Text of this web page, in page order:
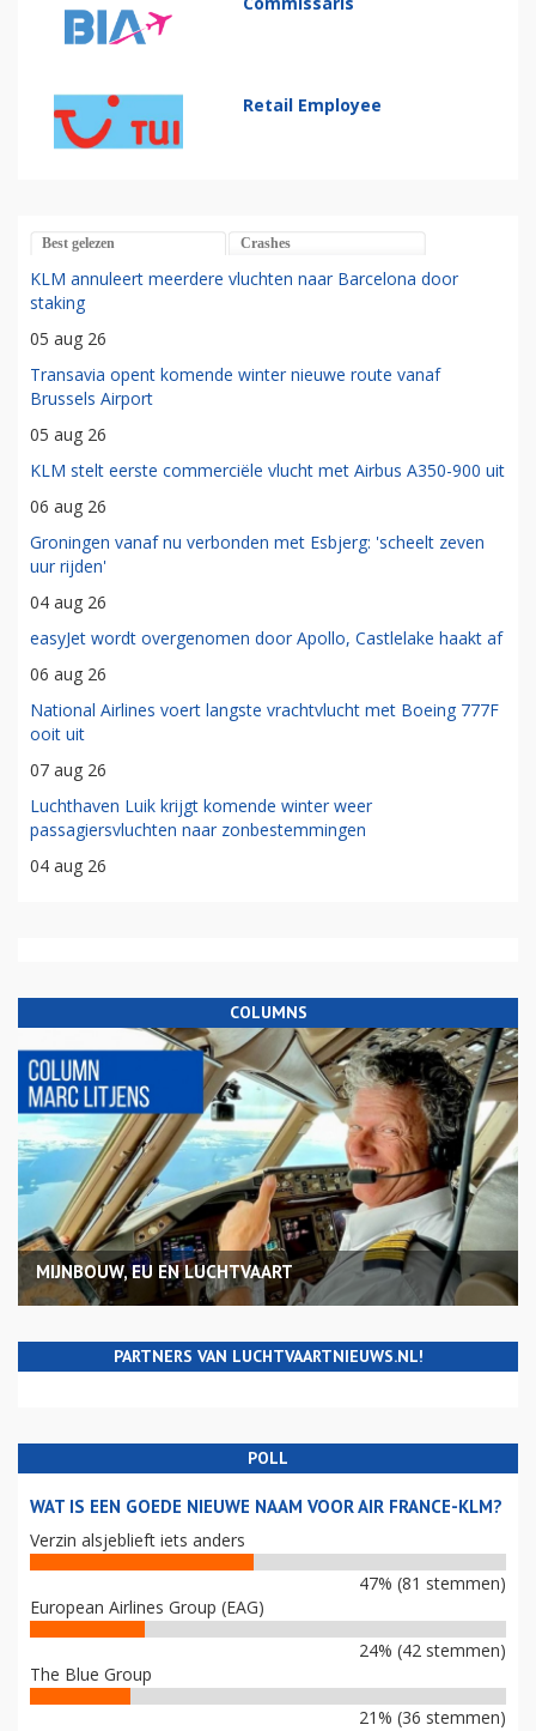
Retail Employee
Best gelezen Crashes
KLM annuleert meerdere vluchten naar Barcelona door
staking
05 aug 26
Transavia opent komende winter nieuwe route vanaf
Brussels Airport
05 aug 26
KLM stelt eerste commerciële vlucht met Airbus A350-900 uit
06 aug 26
Groningen vanaf nu verbonden met Esbjerg: 'scheelt zeven
uur rijden'
04 aug 26
easyJet wordt overgenomen door Apollo, Castlelake haakt af
06 aug 26
National Airlines voert langste vrachtvlucht met Boeing 777F
ooit uit
07 aug 26
Luchthaven Luik krijgt komende winter weer
passagiersvluchten naar zonbestemmingen
04 aug 26
COLUMNS
MIJNBOUW, EU EN LUCHTVAART
PARTNERS VAN LUCHTVAARTNIEUWS.NL!
POLL
WAT IS EEN GOEDE NIEUWE NAAM VOOR AIR FRANCE-KLM?
Verzin alsjeblieft iets anders
47% (81 stemmen)
European Airlines Group (EAG)
24% (42 stemmen)
The Blue Group
21% (36 stemmen)